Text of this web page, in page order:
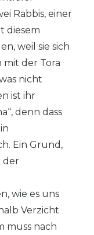
Rabbis, einer
diesem
weil sie sich
mit der Tora
nicht
ist ihr
denn dass
Ein Grund,
der
wie es uns
Verzicht
muss nach